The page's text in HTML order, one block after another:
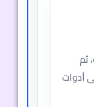
ثم
أدوات